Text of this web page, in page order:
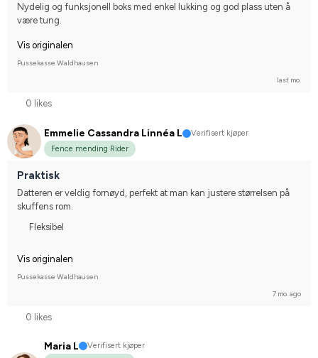
Nydelig og funksjonell boks med enkel lukking og god plass uten å
være tung.
Vis originalen
Pussekasse Waldhausen
last mo.
0 likes
Emmelie Cassandra Linnéa L
Verifisert kjøper
Fence mending Rider
Praktisk
Datteren er veldig fornøyd, perfekt at man kan justere størrelsen på
skuffens rom.
Fleksibel
Vis originalen
Pussekasse Waldhausen
7 mo. ago
0 likes
Maria L
Verifisert kjøper